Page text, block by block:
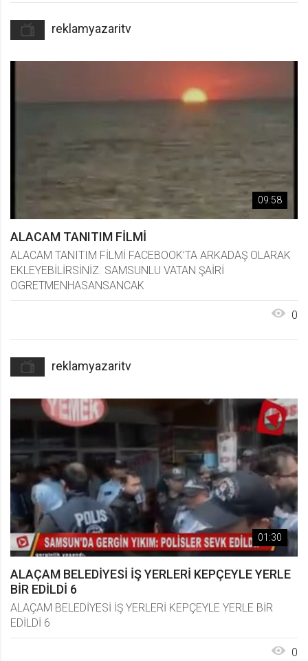
reklamyazaritv
09:58
ALACAM TANITIM FİLMİ
ALACAM TANITIM FİLMİ FACEBOOK’TA ARKADAŞ OLARAK
EKLEYEBİLİRSİNİZ. SAMSUNLU VATAN ŞAİRİ
OGRETMENHASANSANCAK
0
reklamyazaritv
01:30
ALAÇAM BELEDİYESİ İŞ YERLERİ KEPÇEYLE YERLE
BİR EDİLDİ 6
ALAÇAM BELEDİYESİ İŞ YERLERİ KEPÇEYLE YERLE BİR
EDİLDİ 6
0